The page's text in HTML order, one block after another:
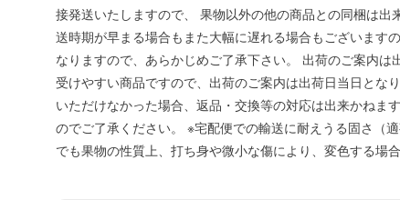
接発送いたしますので、 果物以外の他の商品との同梱は
送時期が早まる場合もまた大幅に遅れる場合もございます
なりますので、あらかじめご了承下さい。 出荷のご案内
受けやすい商品ですので、出荷のご案内は出荷日当日とな
いただけなかった場合、返品・交換等の対応は出来かね
のでご了承ください。 ※宅配便での輸送に耐えうる固さ（
でも果物の性質上、打ち身や微小な傷により、変色する場